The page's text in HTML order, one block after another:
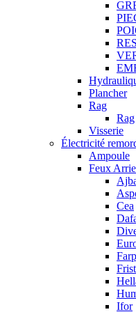
Plancher
Rag
Rag
Visserie
Électricité
Ampoule
Feux
Cea
Ifor